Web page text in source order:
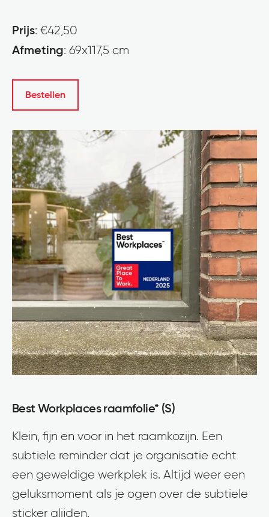
Prijs: €42,50
Afmeting: 69x117,5 cm
Bestellen
Best Workplaces raamfolie* (S)
Klein, fijn en voor in het raamkozijn. Een
subtiele reminder dat je organisatie echt
een geweldige werkplek is. Altijd weer een
geluksmoment als je ogen over de subtiele
sticker glijden.